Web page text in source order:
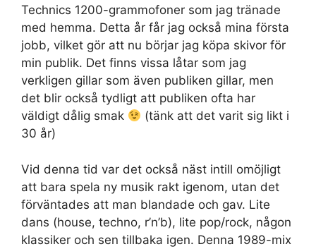
Technics 1200-grammofoner som jag tränade
med hemma. Detta år får jag också mina första
jobb, vilket gör att nu börjar jag köpa skivor för
min publik. Det finns vissa låtar som jag
verkligen gillar som även publiken gillar, men
det blir också tydligt att publiken ofta har
väldigt dålig smak
(tänk att det varit sig likt i
30 år)
Vid denna tid var det också näst intill omöjligt
att bara spela ny musik rakt igenom, utan det
förväntades att man blandade och gav. Lite
dans (house, techno, r’n’b), lite pop/rock, någon
klassiker och sen tillbaka igen. Denna 1989-mix